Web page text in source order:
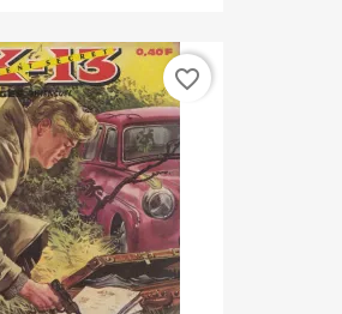
favorite_border